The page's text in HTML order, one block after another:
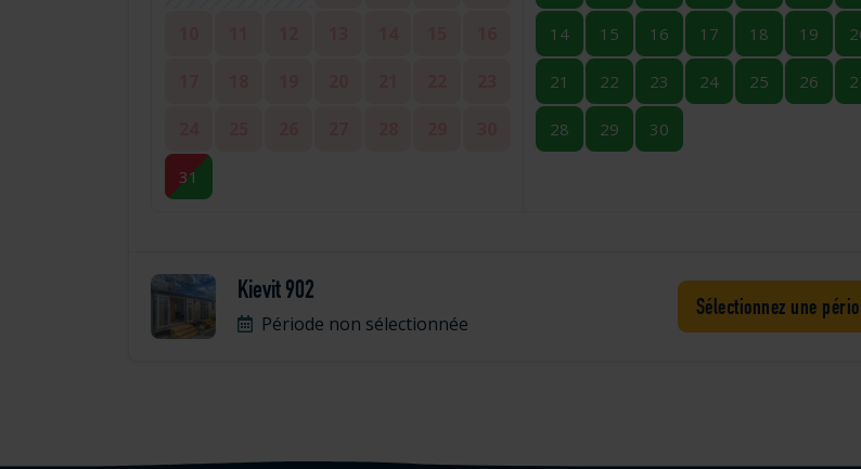
31
14 15 16 17 18 19
21 22 23 24 25 26
28 29 30
Kievit 902
Période non sélectionnée
Sélectionnez une